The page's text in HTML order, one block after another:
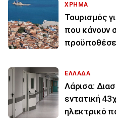
ΧΡΗΜΑ
Τουρισμός
που κάνουν
ΕΛΛΑΔΑ
Λάρισα:
εντατική
ηλεκτρικό